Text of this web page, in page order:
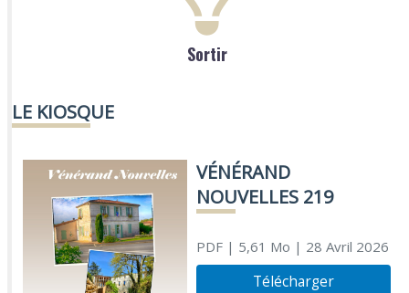
Sortir
LE KIOSQUE
VÉNÉRAND
NOUVELLES 219
PDF| 5,61 Mo | 28 Avril 2026
Télécharger